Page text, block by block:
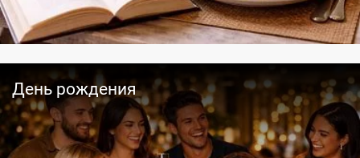
День рождения